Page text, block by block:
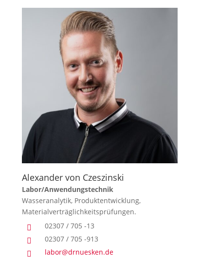
Alexander von Czeszinski
Labor/Anwendungstechnik
Wasseranalytik, Produktentwicklung,
Materialverträglichkeitsprüfungen.
 02307 / 705 -13
 02307 / 705 -913
 labor@drnuesken.de